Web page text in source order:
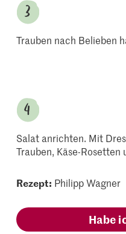
Trauben nach Belieben
Salat anrichten. Mit
Trauben, Käse-Rosetten
Rezept: Philipp Wagner
Habe